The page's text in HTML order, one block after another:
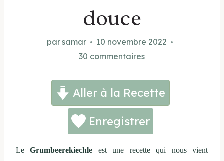
douce
parsamar
10 novembre 2022
30 commentaires
Aller à la Recette
Enregistrer
LeGrumbeerekiechle est une recette qui nous vient